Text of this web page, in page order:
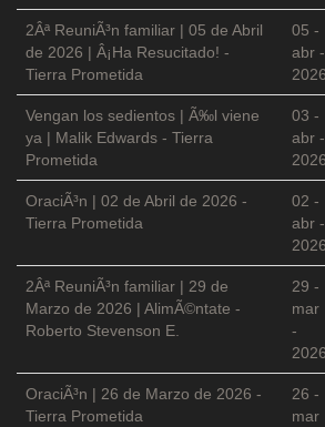
2Âª ReuniÃ³n familiar | 05 de Abril
de 2026 | Â¡Ha Resucitado! -
Tierra Prometida
05 -
abr -
2026
Vengan los sedientos | Ã‰l viene
ya | Malik Edwards - Tierra
Prometida
03 -
abr -
2026
OraciÃ³n | 02 de Abril de 2026 -
Tierra Prometida
02 -
abr -
2026
2Âª ReuniÃ³n familiar | 29 de
Marzo de 2026 | AlimÃ©ntate -
Roberto Stevenson E.
29 -
mar
-
2026
OraciÃ³n | 26 de Marzo de 2026 -
Tierra Prometida
26 -
mar